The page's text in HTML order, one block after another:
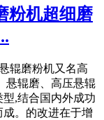
粉机超细磨
辊磨粉机又名高
悬辊磨、高压悬辊
,结合国内外成功
。的改进在于增